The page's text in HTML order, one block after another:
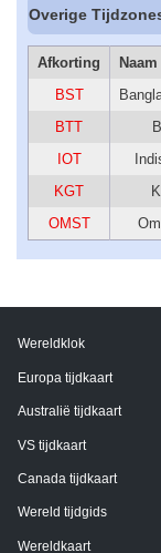
Overige
Afkorting
Naam
BST
BTT
IOT
KGT
OMST
Wereldklok
Europa tijdkaart
Australië tijdkaart
VS tijdkaart
Canada tijdkaart
Wereld tijdgids
Wereldkaart